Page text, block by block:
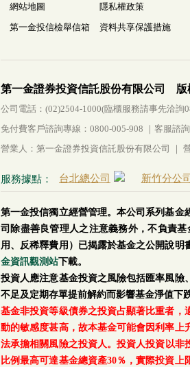
網站地圖 隱私權政策
第一金投信檢舉信箱
資料共享保護措施
第一金證券投資信託股份有限公司 版
公司電話：(02)2504-1000(臨櫃服務請事先洽詢
免付費客戶諮詢專線：0800-005-908 ｜客服諮
營業人：第一金證券投資信託股份有限公司 ｜
服務據點： 台北總公司 新竹分公
第一金投信獨立經營管理。本公司系列基
司除盡善良管理人之注意義務外，不負責
用、反稀釋費用）已揭露於基金之公開說
金資訊觀測站下載。
投資人應注意基金投資之風險包括匯率風
不足及定期存單提前解約而影響基金淨值下
基金非投資等級債券之投資占顯著比重者
動的敏感度甚高，故本基金可能會因利率
法承擔相關風險之投資人。投資人投資以非
比例最高可達基金總資產30％，實際投資